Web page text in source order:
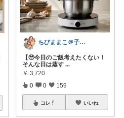
ちびままこ＠子供4人/日常を豊かに❤️
【🥹今日のご飯考えたくない！
そんな日は蒸す ...
￥ 3,720
0 0 159
コレ いいね